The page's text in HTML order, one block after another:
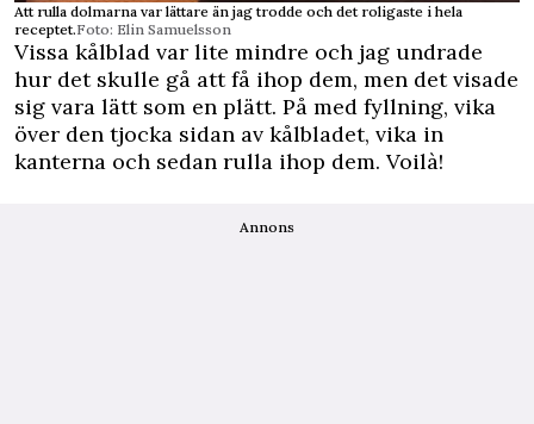
Att rulla dolmarna var lättare än jag trodde och det roligaste i hela
receptet.Foto: Elin Samuelsson
Vissa kålblad var lite mindre och jag undrade
hur det skulle gå att få ihop dem, men det visade
sig vara lätt som en plätt. På med fyllning, vika
över den tjocka sidan av kålbladet, vika in
kanterna och sedan rulla ihop dem. Voilà!
Annons